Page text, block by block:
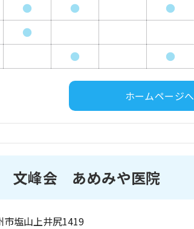
● ● ●
●
● ●
ホームページへ
文峰会 あめみや医院
市塩山上井尻1419